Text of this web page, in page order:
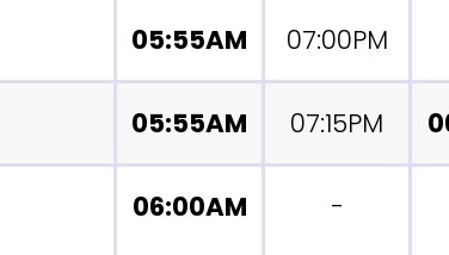
05:55AM 07:00PM
05:55AM 07:15PM
06:00AM -